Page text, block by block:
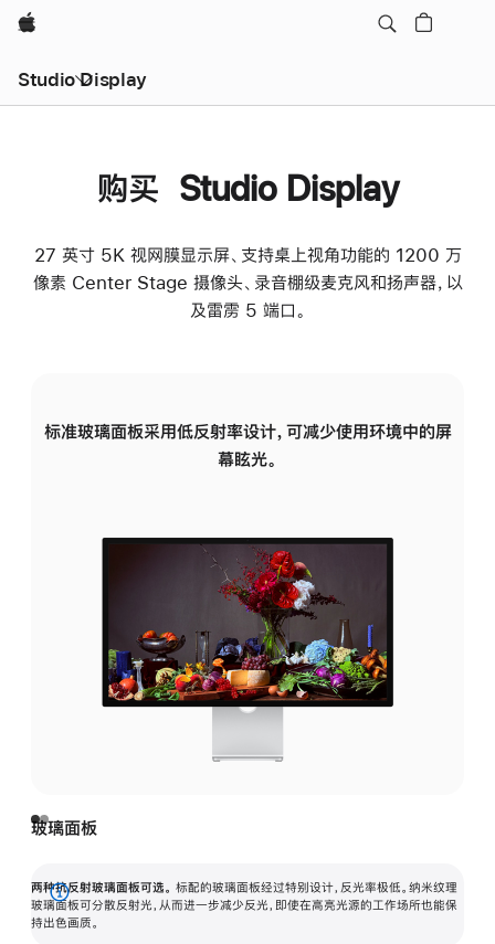
Apple
Studio Display
购买 Studio Display
27 英寸 5K 视网膜显示屏、支持桌上视角功能的 1200 万
像素 Center Stage 摄像头、录音棚级麦克风和扬声器，以
及雷雳 5 端口。
标准玻璃面板采用低反射率设计，可减少使用环境中的屏
幕眩光。
玻璃面板
两种抗反射玻璃面板可选。 标配的玻璃面板经过特别设计，反光率极低。纳米纹理
玻璃面板可分散反射光，从而进一步减少反光，即使在高亮光源的工作场所也能保
持出色画质。
展
开